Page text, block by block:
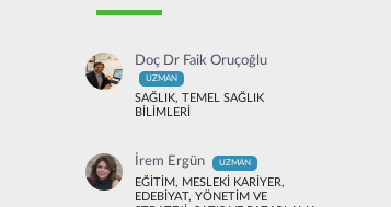
Doç Dr Faik Oruçoğlu
UZMAN
SAĞLIK, TEMEL SAĞLIK
BİLİMLERİ
İrem Ergün UZMAN
EĞİTİM, MESLEKİ KARİYER,
EDEBİYAT, YÖNETİM VE